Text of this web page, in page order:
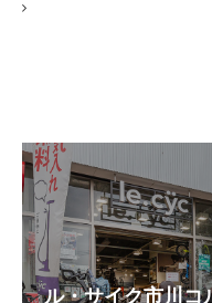
サービス全般
修理・メンテナンス
盗難保証
ル・サイク市川コ